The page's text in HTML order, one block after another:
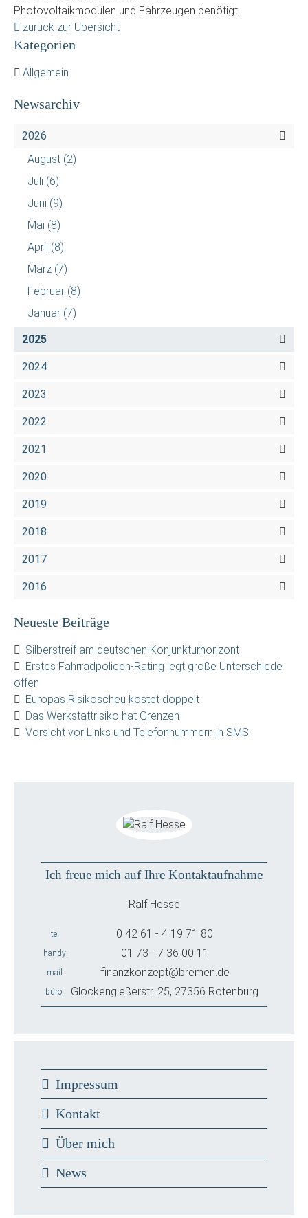
Photovoltaikmodulen und Fahrzeugen benötigt.
zurück zur Übersicht
Kategorien
Allgemein
Newsarchiv
2026
August (2)
Juli (6)
Juni (9)
Mai (8)
April (8)
März (7)
Februar (8)
Januar (7)
2025
2024
2023
2022
2021
2020
2019
2018
2017
2016
Neueste Beiträge
Silberstreif am deutschen Konjunkturhorizont
Erstes Fahrradpolicen-Rating legt große Unterschiede
offen
Europas Risikoscheu kostet doppelt
Das Werkstattrisiko hat Grenzen
Vorsicht vor Links und Telefonnummern in SMS
Ich freue mich auf Ihre Kontaktaufnahme
Ralf Hesse
tel 0 42 61 - 4 19 71 80
handy 01 73 - 7 36 00 11
mail finanzkonzept@bremen.de
büro: Glockengießerstr. 25, 27356 Rotenburg
Impressum
Kontakt
Über mich
News